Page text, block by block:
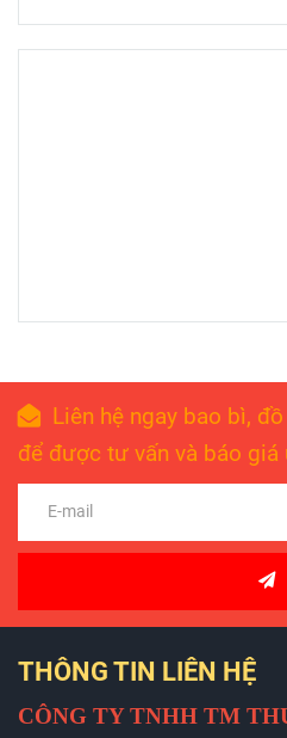
Liên hệ ngay bao bì,
để được tư vấn và báo giá
THÔNG TIN LIÊN HỆ
CÔNG TY TNHH TM